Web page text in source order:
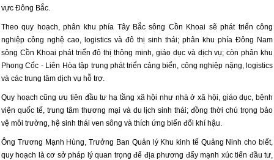
vực Đông Bắc.
Theo quy hoạch, phân khu phía Tây Bắc sông Cồn Khoai sẽ phát triển công
nghiệp công nghệ cao, logistics và đô thị sinh thái; phân khu phía Đông Nam
sông Cồn Khoai phát triển đô thị thông minh, giáo dục và dịch vụ; còn phân khu
Phong Cốc - Liên Hòa tập trung phát triển cảng biển, công nghiệp nặng, logistics
và các trung tâm dịch vụ hỗ trợ.
Quy hoạch cũng ưu tiên đầu tư hạ tầng xã hội như nhà ở xã hội, giáo dục, bệnh
viện quốc tế, trung tâm thương mại và du lịch sinh thái; đồng thời chú trọng bảo
vệ môi trường, hệ sinh thái ven sông và thích ứng biến đổi khí hậu.
Ông Trương Mạnh Hùng, Trưởng Ban Quản lý Khu kinh tế Quảng Ninh cho biết,
quy hoạch là cơ sở pháp lý quan trọng để địa phương đẩy mạnh xúc tiến đầu tư,